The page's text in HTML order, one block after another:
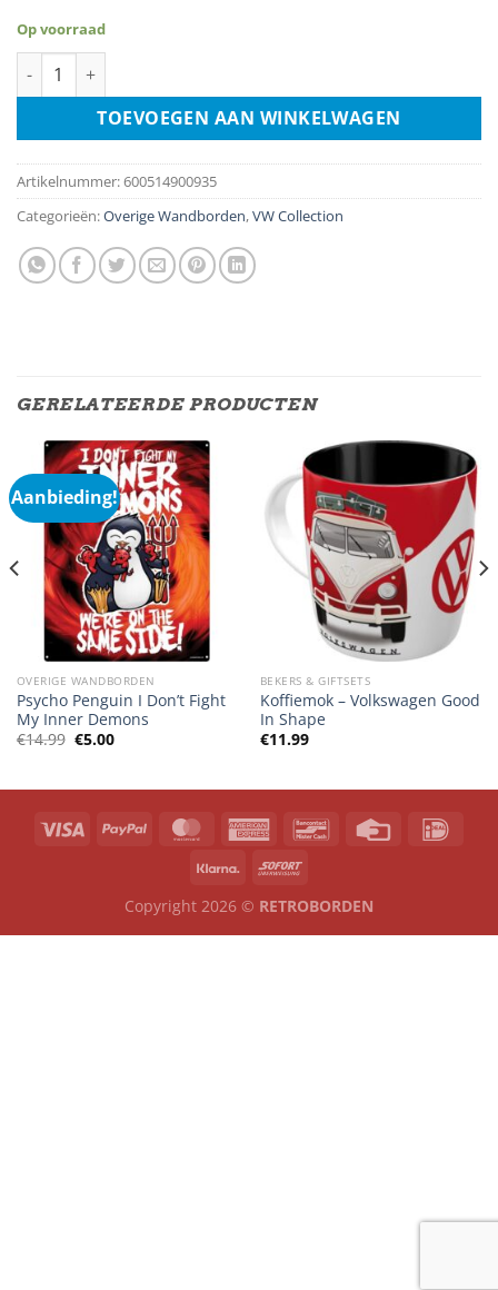
Op voorraad
Volkswagen VW Bus T1 (Bulli) Toilet Tas - Zwart / Rood aantal
TOEVOEGEN AAN WINKELWAGEN
Artikelnummer:600514900935
Categorieën:Overige Wandborden,VW Collection
GERELATEERDE PRODUCTEN
Aanbieding!
OVERIGE WANDBORDEN
Psycho Penguin I Don’t Fight
My Inner Demons
€14.99 Oorspronkelijke
prijs
€5.00Huidige
prijs
BEKERS & GIFTSETS
Koffiemok – Volkswagen Good
In Shape
€11.99
Copyright 2026 © RETROBORDEN